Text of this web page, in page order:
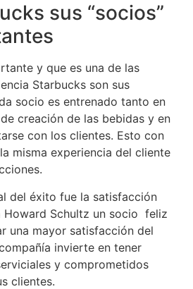
sus “socios”
y que es una de las
Starbucks son sus
socio es entrenado tanto en
creación de las bebidas y en
con los clientes. Esto con
misma experiencia del cliente
del éxito fue la satisfacción
Howard Schultz un socio feliz
una mayor satisfacción del
invierte en tener
y comprometidos
clientes.